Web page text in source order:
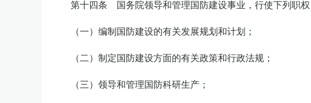
第十四条 国务院领导和管理国防建设事业，行使下列职权
（一）编制国防建设的有关发展规划和计划；
（二）制定国防建设方面的有关政策和行政法规；
（三）领导和管理国防科研生产；